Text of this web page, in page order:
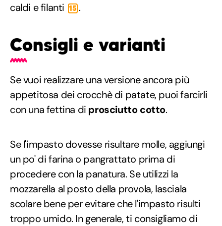
caldi e filanti 15 .
Consigli e varianti
Se vuoi realizzare una versione ancora più
appetitosa dei crocchè di patate, puoi farcirli
con una fettina di prosciutto cotto.
Se l'impasto dovesse risultare molle, aggiungi
un po' di farina o pangrattato prima di
procedere con la panatura. Se utilizzi la
mozzarella al posto della provola, lasciala
scolare bene per evitare che l'impasto risulti
troppo umido. In generale, ti consigliamo di